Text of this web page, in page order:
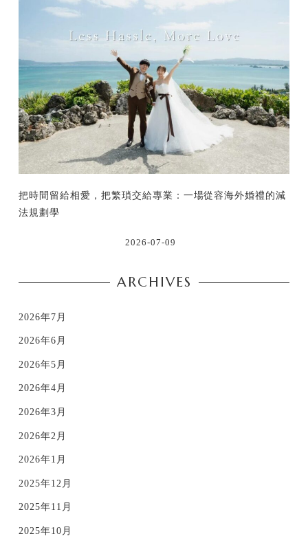
把時間留給相愛，把繁瑣交給專業：一場從容海外婚禮的減
法規劃學
2026-07-09
ARCHIVES
2026年7月
2026年6月
2026年5月
2026年4月
2026年3月
2026年2月
2026年1月
2025年12月
2025年11月
2025年10月